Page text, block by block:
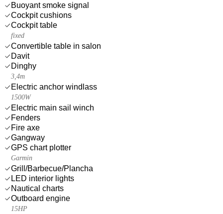
Buoyant smoke signal
Cockpit cushions
Cockpit table
fixed
Convertible table in salon
Davit
Dinghy
3,4m
Electric anchor windlass
1500W
Electric main sail winch
Fenders
Fire axe
Gangway
GPS chart plotter
Garmin
Grill/Barbecue/Plancha
LED interior lights
Nautical charts
Outboard engine
15HP